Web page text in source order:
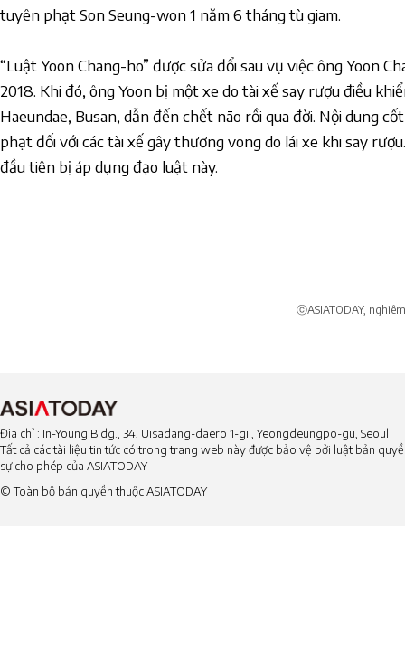
tuyên phạt Son Seung-won 1 năm 6 tháng tù giam.
“Luật Yoon Chang-ho” được sửa đổi sau vụ việc ông Yoon
2018. Khi đó, ông Yoon bị một xe do tài xế say rượu điều
Haeundae, Busan, dẫn đến chết não rồi qua đời. Nội dung
phạt đối với các tài xế gây thương vong do lái xe khi say
đầu tiên bị áp dụng đạo luật này.
ⓒASIATODAY,
Địa chỉ : In-Young Bldg., 34, Uisadang-daero 1-gil, Yeongdeungpo-gu, Seoul
Tất cả các tài liệu tin tức có trong trang web này được bảo vệ bởi luật bản
sự cho phép của ASIATODAY
© Toàn bộ bản quyền thuộc ASIATODAY